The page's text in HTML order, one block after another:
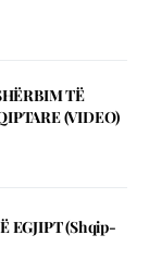
TЁ
(VIDEO)
EGJIPT (Shqip-